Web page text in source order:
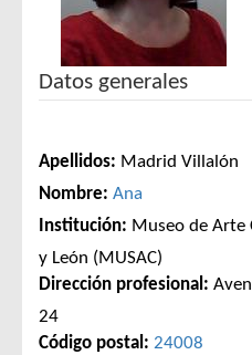
Datos generales
Apellidos: Madrid Villalón
Nombre: Ana
Institución: Museo de Arte
y León (MUSAC)
Dirección profesional:
24
Código postal: 24008